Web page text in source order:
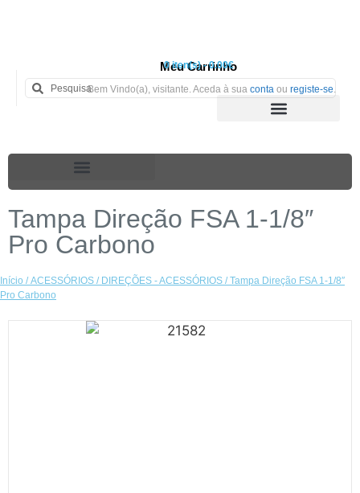
Meu Carrinho
0 iten(s) - 0.00€
Bem Vindo(a), visitante. Aceda à sua conta ou registe-se.
Tampa Direção FSA 1-1/8″
Pro Carbono
Início /ACESSÓRIOS / DIREÇÕES - ACESSÓRIOS / Tampa Direção FSA 1-1/8″
Pro Carbono